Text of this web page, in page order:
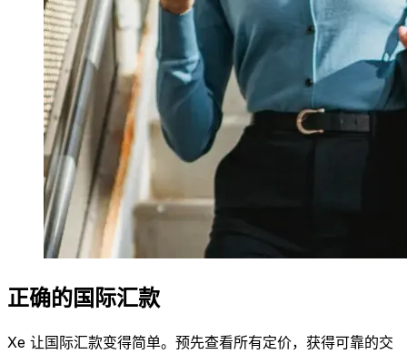
正确的国际汇款
Xe 让国际汇款变得简单。预先查看所有定价，获得可靠的交